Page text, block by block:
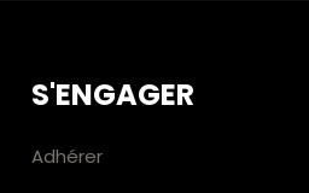
S'ENGAGER
Adhérer